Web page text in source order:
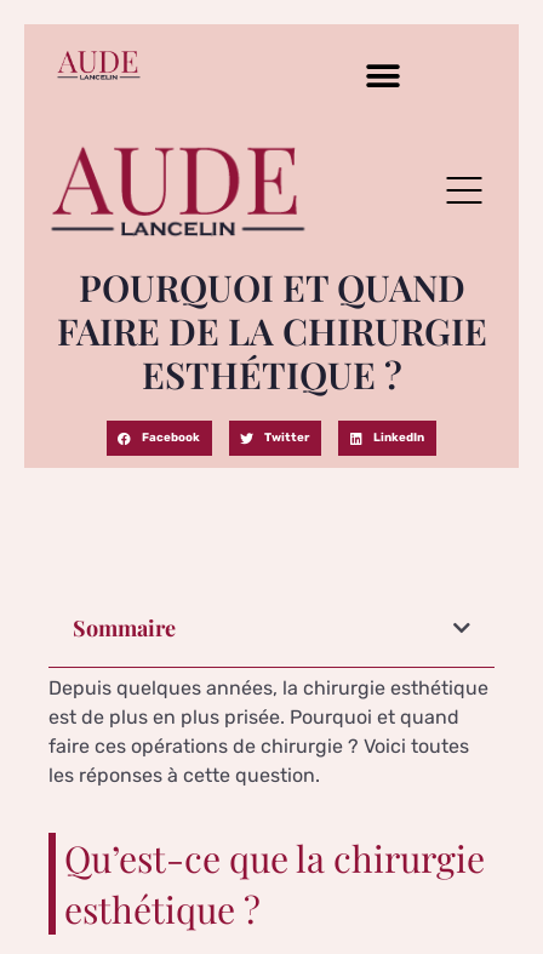
POURQUOI ET QUAND
FAIRE DE LA CHIRURGIE
ESTHÉTIQUE ?
Facebook Twitter LinkedIn
Sommaire
Depuis quelques années, la chirurgie esthétique
est de plus en plus prisée. Pourquoi et quand
faire ces opérations de chirurgie ? Voici toutes
les réponses à cette question.
Qu’est-ce que la chirurgie
esthétique ?